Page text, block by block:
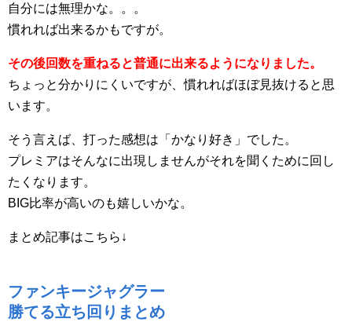
自分には無理かな。。。
慣れれば出来るかもですが。
その後回数を重ねると普通に出来るようになりました。
ちょっと分かりにくいですが、慣れればほぼ見抜けると思
います。
そう言えば、打った感想は「かなり好き」でした。
プレミアはそんなに出現しませんがそれを聞くために回し
たくなります。
BIG比率が高いのも嬉しいかな。
まとめ記事はこちら↓
ファンキージャグラー
勝てる立ち回りまとめ